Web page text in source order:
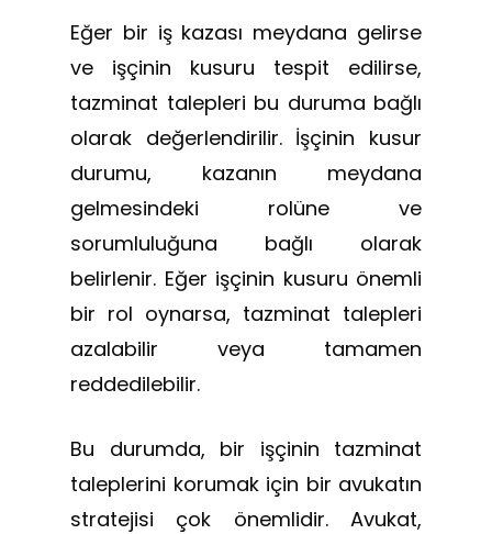
Eğer bir iş kazası meydana gelirse
ve işçinin kusuru tespit edilirse,
tazminat talepleri bu duruma bağlı
olarak değerlendirilir. İşçinin kusur
durumu, kazanın meydana
gelmesindeki rolüne ve
sorumluluğuna bağlı olarak
belirlenir. Eğer işçinin kusuru önemli
bir rol oynarsa, tazminat talepleri
azalabilir veya tamamen
reddedilebilir.
Bu durumda, bir işçinin tazminat
taleplerini korumak için bir avukatın
stratejisi çok önemlidir. Avukat,